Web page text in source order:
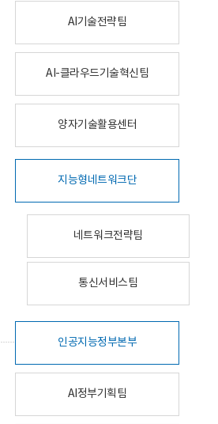
AI기술전략팀
AI-클라우드기술혁신팀
양자기술활용센터
지능형네트워크단
네트워크전략팀
통신서비스팀
인공지능정부본부
AI정부기획팀